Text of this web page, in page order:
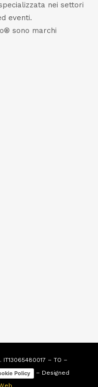
nei settori
eventi.
sono marchi
– TO –
Policy
– Designed